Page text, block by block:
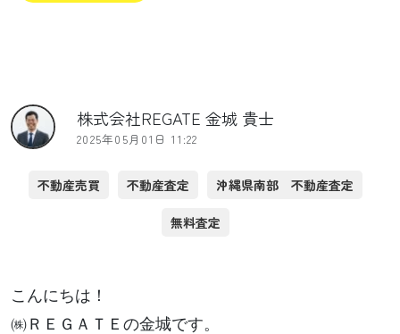
株式会社REGATE 金城 貴士
2025年05月01日 11:22
不動産売買 不動産査定 沖縄県南部 不動産査定
無料査定
こんにちは！
㈱ＲＥＧＡＴＥの金城です。